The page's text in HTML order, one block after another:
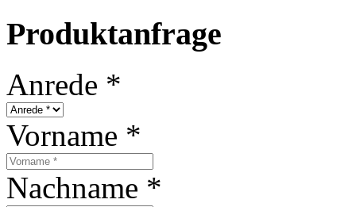
Produktanfrage
Anrede *
Vorname *
Nachname *